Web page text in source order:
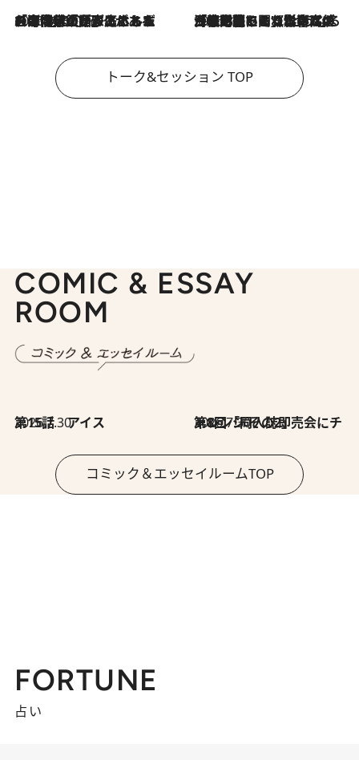
2026.8.3
「今後値上げがあるとすれば…」「リスクがあるのは今年の冬」エネルギー専門家が語る、ホルムズ海峡封鎖が家庭にもたらす“ある心配” 2026.8.3
「住宅建てられない…」「サーチャージ料の高値が続いている」ホルムズ海峡封鎖による影響はいつまで続く？《エネルギー専門家に聞く“どうなる日本の暮らし”》
トーク&セッション TOP
COMIC & ESSAY
ROOM
2026.7.30
第15話 アイス 2026.7.30
第8回「同人誌即売会にチャレンジ その2」
コミック＆エッセイルームTOP
FORTUNE
占い